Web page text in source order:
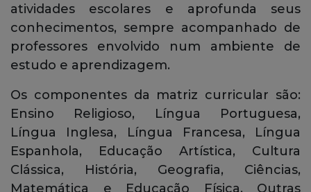
atividades escolares e aprofunda seus
conhecimentos, sempre acompanhado de
professores envolvido num ambiente de
estudo e aprendizagem.
Os componentes da matriz curricular são:
Ensino Religioso, Língua Portuguesa,
Língua Inglesa, Língua Francesa, Língua
Espanhola, Educação Artística, Cultura
Clássica, História, Geografia, Ciências,
Matemática e Educação Física. Outras